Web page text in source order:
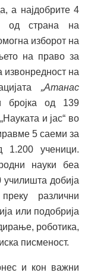
а најдобрите 4
од страна на
изборот на
на право за
извонредност на
„Атанас
бројка од 139
и јас“ во
5 саеми за
1.200 ученици.
науки беа
добија
различни
или подобрија
роботика,
писменост.
и кон важни